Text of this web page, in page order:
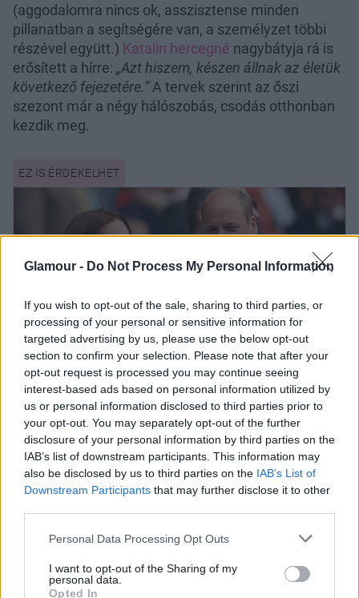
Glamour - Do Not Process My Personal Information
If you wish to opt-out of the sale, sharing to third parties, or
processing of your personal or sensitive information for
targeted advertising by us, please use the below opt-out
section to confirm your selection. Please note that after your
opt-out request is processed you may continue seeing
interest-based ads based on personal information utilized by
us or personal information disclosed to third parties prior to
your opt-out. You may separately opt-out of the further
disclosure of your personal information by third parties on the
IAB’s list of downstream participants. This information may
also be disclosed by us to third parties on the IAB’s List of
Downstream Participants that may further disclose it to other
Please note that this website/app uses one or more Google
not limited to your visit or usage behaviour. You may click to
grant or deny consent to Google and its third-party tags to
Personal Data Processing Opt Outs
I want to opt-out of the Sharing of my
personal data.
Opted In
(aggodalomra nincs ok, asszisztense minden
pillanatban a segítségére van, a személyzet többi
részével együtt.) Katalin hercegné nagybátyja rá is
erősített a hírre: „Azt hiszem, készen állnak az életük
következő fejezetére.”A tervek szerint az őszi
szezont már a négy hálószobás, csodás otthonban
kezdik meg.
Imádjuk Katalin hercegné és Vilmos
herceg titkos beceneveit
A gyerekek miatt is fontos
volt
Három gyermek felneveléséhez tér kell – mutat rá
Ingrid Seward, a Majesty magazin szerkesztője. A
szakember szerint pedig a kicsik jelenlegi otthona